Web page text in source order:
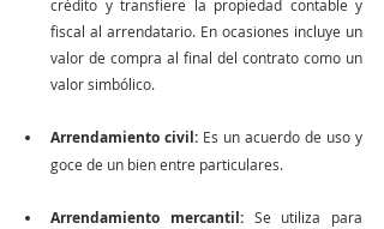
crédito y transfiere la propiedad contable y
fiscal al arrendatario. En ocasiones incluye un
valor de compra al final del contrato como un
valor simbólico.
Arrendamiento civil: Es un acuerdo de uso y
goce de un bien entre particulares.
Arrendamiento mercantil: Se utiliza para